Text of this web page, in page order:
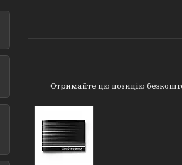
Отримайте цю позицію